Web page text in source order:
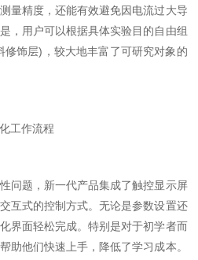
量精度，还能有效避免因电流过大导
，用户可以根据具体实验目的自由组
饰层)，较大地丰富了可研究对象的
工作流程
题，新一代产品集成了触控显示屏
互式的控制方式。无论是参数设置还
界面轻松完成。特别是对于初学者而
助他们快速上手，降低了学习成本。